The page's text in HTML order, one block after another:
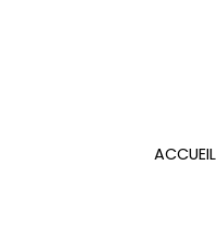
ACCUEIL